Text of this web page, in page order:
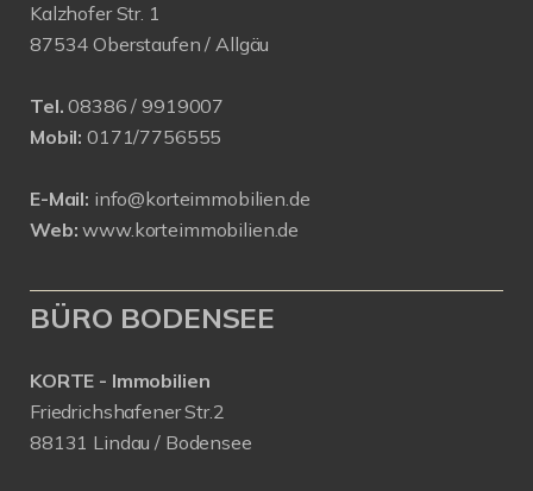
Kalzhofer Str. 1
87534 Oberstaufen / Allgäu
Tel. 08386 / 9919007
Mobil: 0171/7756555
E-Mail: info@korteimmobilien.de
Web: www.korteimmobilien.de
BÜRO BODENSEE
KORTE - Immobilien
Friedrichshafener Str.2
88131 Lindau / Bodensee